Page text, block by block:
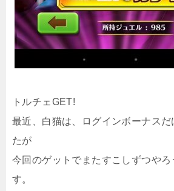
トルチェGET!
最近、白猫は、ログインボーナスだ
たが
今回のゲットでまたすこしずつやろ
す。